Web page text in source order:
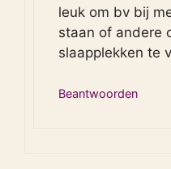
leuk om bv bij
staan of andere
slaapplekken te
Beantwoorden